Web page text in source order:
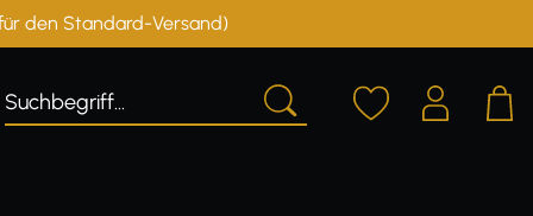
den Standard-Versand)